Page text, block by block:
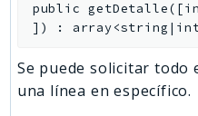
public getDetalle( [
] ) :
Se puede solicitar todo
una línea en específico.